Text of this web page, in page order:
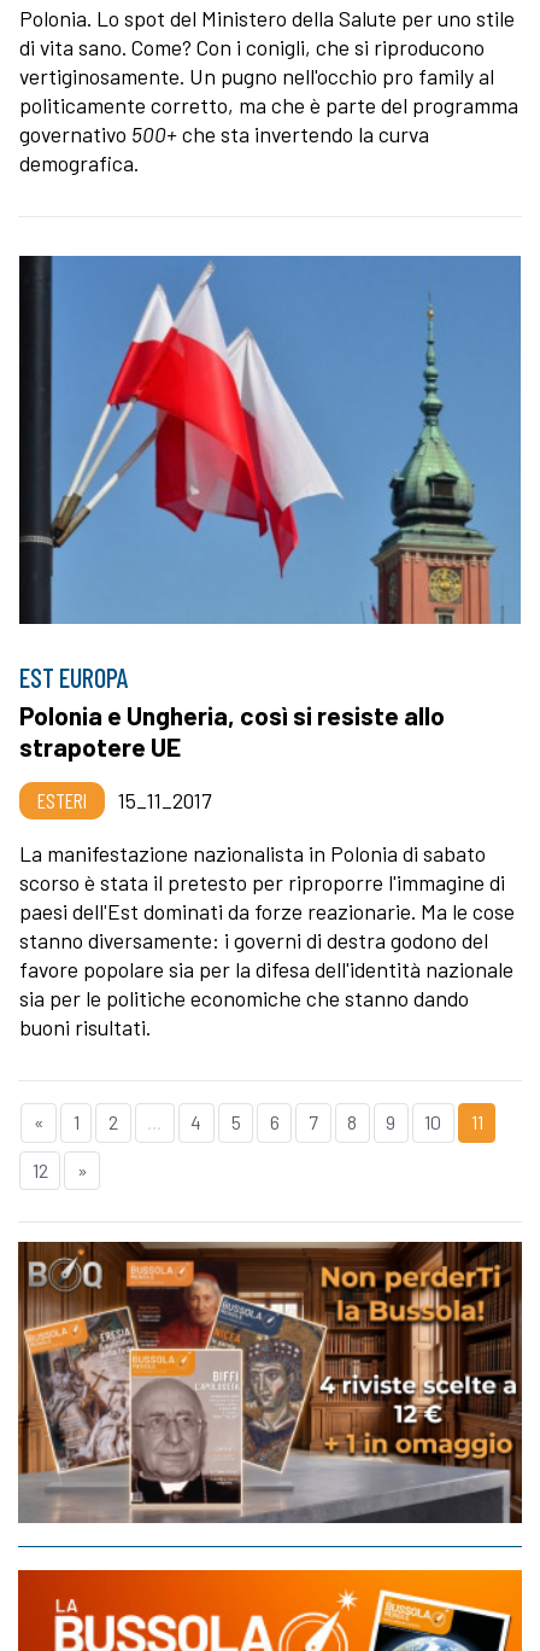
Polonia. Lo spot del Ministero della Salute per uno stile
di vita sano. Come? Con i conigli, che si riproducono
vertiginosamente. Un pugno nell'occhio pro family al
politicamente corretto, ma che è parte del programma
governativo 500+che sta invertendo la curva
demografica.
EST EUROPA
Polonia e Ungheria, così si resiste allo
strapotere UE
ESTERI
15_11_2017
La manifestazione nazionalista in Polonia di sabato
scorso è stata il pretesto per riproporre l'immagine di
paesi dell'Est dominati da forze reazionarie. Ma le cose
stanno diversamente: i governi di destra godono del
favore popolare sia per la difesa dell'identità nazionale
sia per le politiche economiche che stanno dando
buoni risultati.
« 1 2 ... 4 5 6 7 8 9 10 11
12 »